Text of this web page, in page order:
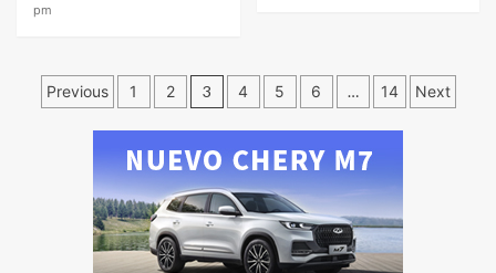
pm
Previous 1 2 3 4 5 6 … 14 Next